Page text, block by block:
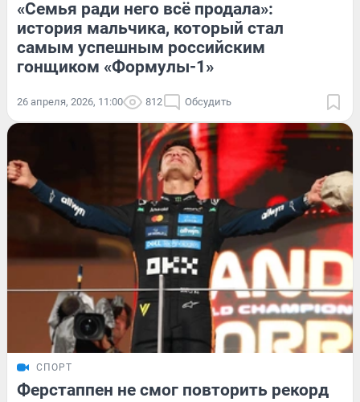
«Семья ради него всё продала»:
история мальчика, который стал
самым успешным российским
гонщиком «Формулы-1»
26 апреля, 2026, 11:00 812 Обсудить
СПОРТ
Ферстаппен не смог повторить рекорд